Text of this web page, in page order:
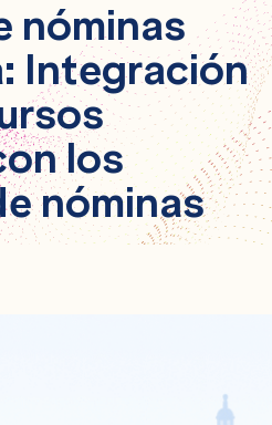
nóminas
Integración
los
nóminas